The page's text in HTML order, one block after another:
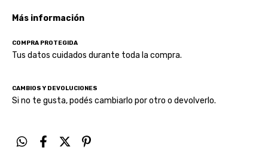
Más información
COMPRA PROTEGIDA
Tus datos cuidados durante toda la compra.
CAMBIOS Y DEVOLUCIONES
Si no te gusta, podés cambiarlo por otro o devolverlo.